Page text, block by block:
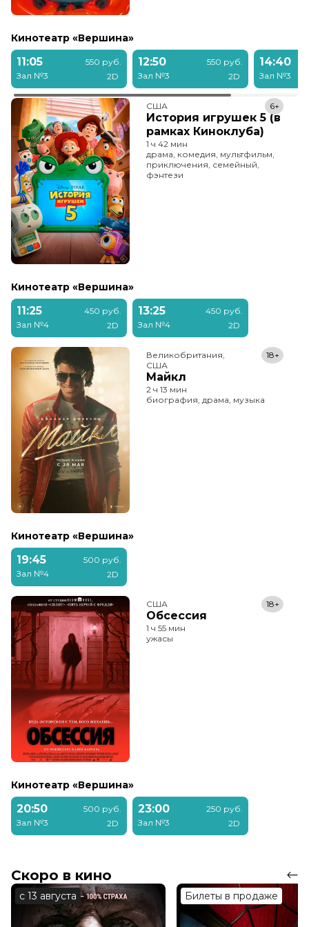
Кинотеатр «Вершина»
11:05
Зал №3
550 руб.
2D
12:50
Зал №3
550 руб.
2D
14:40
Зал №3
США
История игрушек 5 (в
рамках Киноклуба)
6+
1 ч 42 мин
драма, комедия, мультфильм,
приключения, семейный,
фэнтези
Кинотеатр «Вершина»
11:25
Зал №4
450 руб.
2D
13:25
Зал №4
450 руб.
2D
Великобритания,
США
Майкл
18+
2 ч 13 мин
биография, драма, музыка
Кинотеатр «Вершина»
19:45
Зал №4
500 руб.
2D
США
Обсессия
18+
1 ч 55 мин
ужасы
Кинотеатр «Вершина»
20:50
Зал №3
500 руб.
2D
23:00
Зал №3
250 руб.
2D
Скоро в кино
с 13 августа Билеты в продаже